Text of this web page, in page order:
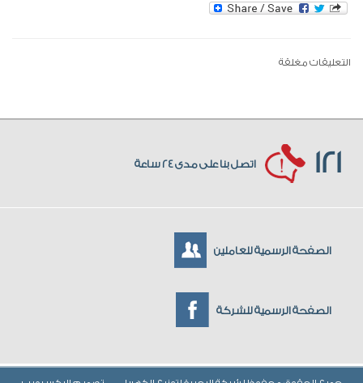
التعليقات مغلقة
121 اتصل بنا على مدى 24 ساعة
الصفحة الرسمية للعاملين
الصفحة الرسمية للشركة